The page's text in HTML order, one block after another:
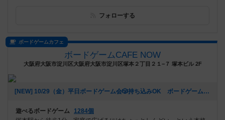
フォローする
ボードゲームカフェ
ボードゲームCAFE NOW
大阪府大阪市淀川区大阪府大阪市淀川区塚本２丁目２１−７ 塚本ビル 2F
[NEW] 10/29（金）平日ボードゲーム会🎲持ち込みOK ボードゲームCAFENOW主催《初心者さん、おひとりでの参加歓迎!!》（2021年10月22日 11時04分）
遊べるボードゲーム
1284個